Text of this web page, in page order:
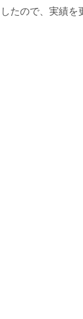
たので、実績を